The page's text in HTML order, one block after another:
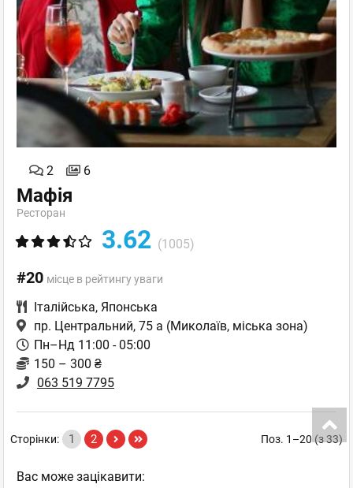
2 6
Мафія
Ресторан
3.62 (1005)
#20 місце в рейтингу уваги
Італійська, Японська
пр. Центральний, 75 а (Миколаїв, міська зона)
Пн–Нд 11:00 - 05:00
150 – 300 ₴
063 519 7795
Поз. 1–20 (з 33)
Сторінки: 1 2
Вас може зацікавити: